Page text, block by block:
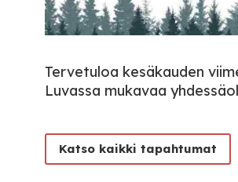
Tervetuloa kesäkauden
Luvassa mukavaa
Katso kaikki tapahtumat